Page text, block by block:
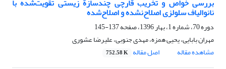
بررسی خواص و تخریب قارچی چندسازة زیستی تقویت‌شده با
نانو‌الیاف سلولزی اصلاح‌نشده و اصلاح‌شده
دوره 70، شماره 1، بهار 1396، صفحه
137-145
مهران بابایی، یحیی همزه، مهدی جنوبی، علیرضا عشوری
مشاهده مقاله
اصل مقاله 752.58 K